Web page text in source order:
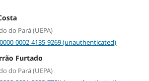
do Pará (UEPA)
0002-4135-9269 (unauthenticated)
Furtado
do Pará (UEPA)